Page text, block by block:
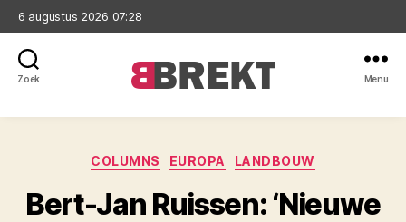
6 augustus 2026 07:28
Zoek Menu
Categorieën
COLUMNS EUROPA LANDBOUW
Bert-Jan Ruissen: ‘Nieuwe